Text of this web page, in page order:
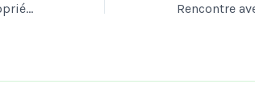
Modifier le règlement de copropriété pour interdire Airbnb : est-ce légal ?